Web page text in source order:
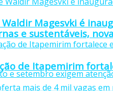
e sustentáveis,
Waldir Magesvki é
de Itapemirim